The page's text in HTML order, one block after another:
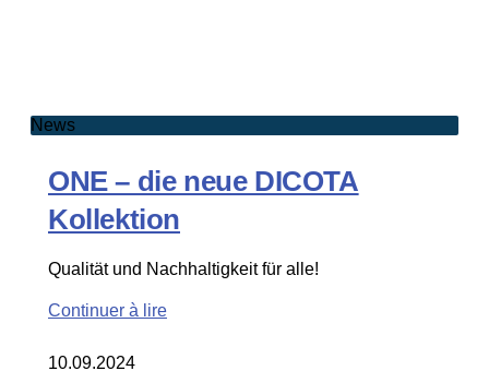
News
ONE – die neue DICOTA
Kollektion
Qualität und Nachhaltigkeit für alle!
Continuer à lire
10.09.2024